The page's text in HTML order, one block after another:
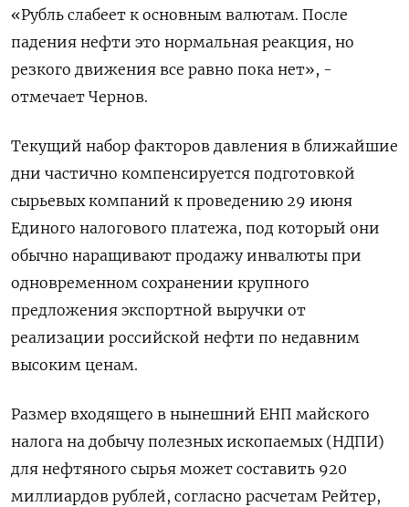
«Рубль слабеет к основным валютам. ⁠После
падения нефти это нормальная реакция, но
резкого движения все равно пока нет», -
отмечает Чернов.
Текущий набор факторов давления в ближайшие
дни частично компенсируется подготовкой
сырьевых компаний к проведению 29 июня
Единого налогового ‌платежа, под который они
обычно наращивают продажу инвалюты при
одновременном сохранении крупного
предложения экспортной выручки от
реализации российской нефти по недавним
‌высоким ценам.
Размер входящего в нынешний ЕНП майского
налога на добычу полезных ископаемых (НДПИ)
для нефтяного сырья может составить 920
миллиардов рублей, согласно расчетам Рейтер, ​